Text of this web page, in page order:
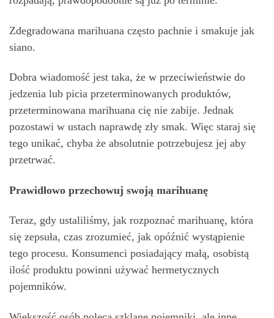
Zdegradowana marihuana często pachnie i smakuje jak
siano.
Dobra wiadomość jest taka, że ​​w przeciwieństwie do
jedzenia lub picia przeterminowanych produktów,
przeterminowana marihuana cię nie zabije. Jednak
pozostawi w ustach naprawdę zły smak. Więc staraj się
tego unikać, chyba że absolutnie potrzebujesz jej aby
przetrwać.
Prawidłowo przechowuj swoją marihuanę
Teraz, gdy ustaliliśmy, jak rozpoznać marihuanę, która
się zepsuła, czas zrozumieć, jak opóźnić wystąpienie
tego procesu. Konsumenci posiadający małą, osobistą
ilość produktu powinni używać hermetycznych
pojemników.